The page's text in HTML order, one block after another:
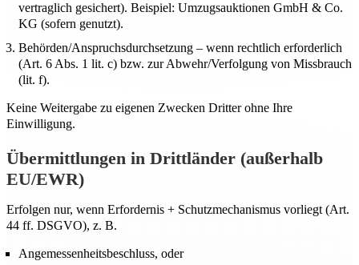
vertraglich gesichert). Beispiel: Umzugsauktionen GmbH & Co.
KG (sofern genutzt).
Behörden/Anspruchsdurchsetzung – wenn rechtlich erforderlich
(Art. 6 Abs. 1 lit. c) bzw. zur Abwehr/Verfolgung von Missbrauch
(lit. f).
Keine Weitergabe zu eigenen Zwecken Dritter ohne Ihre
Einwilligung.
Übermittlungen in Drittländer (außerhalb
EU/EWR)
Erfolgen nur, wenn Erfordernis + Schutzmechanismus vorliegt (Art.
44 ff. DSGVO), z. B.
Angemessenheitsbeschluss, oder